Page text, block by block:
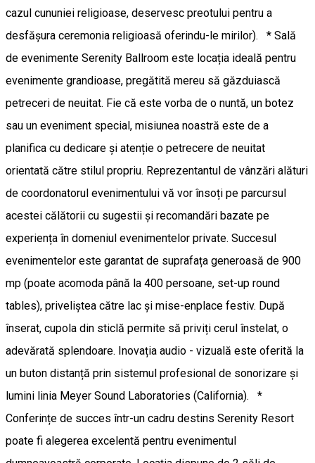
cazul cununiei religioase, deservesc preotului pentru a
desfășura ceremonia religioasă oferindu-le mirilor). * Sală
de evenimente Serenity Ballroom este locația ideală pentru
evenimente grandioase, pregătită mereu să găzduiască
petreceri de neuitat. Fie că este vorba de o nuntă, un botez
sau un eveniment special, misiunea noastră este de a
planifica cu dedicare și atenție o petrecere de neuitat
orientată către stilul propriu. Reprezentantul de vânzări alături
de coordonatorul evenimentului vă vor însoți pe parcursul
acestei călătorii cu sugestii și recomandări bazate pe
experiența în domeniul evenimentelor private. Succesul
evenimentelor este garantat de suprafața generoasă de 900
mp (poate acomoda până la 400 persoane, set-up round
tables), priveliștea către lac și mise-enplace festiv. După
înserat, cupola din sticlă permite să priviți cerul înstelat, o
adevărată splendoare. Inovația audio - vizuală este oferită la
un buton distanță prin sistemul profesional de sonorizare și
lumini linia Meyer Sound Laboratories (California). *
Conferințe de succes într-un cadru destins Serenity Resort
poate fi alegerea excelentă pentru evenimentul